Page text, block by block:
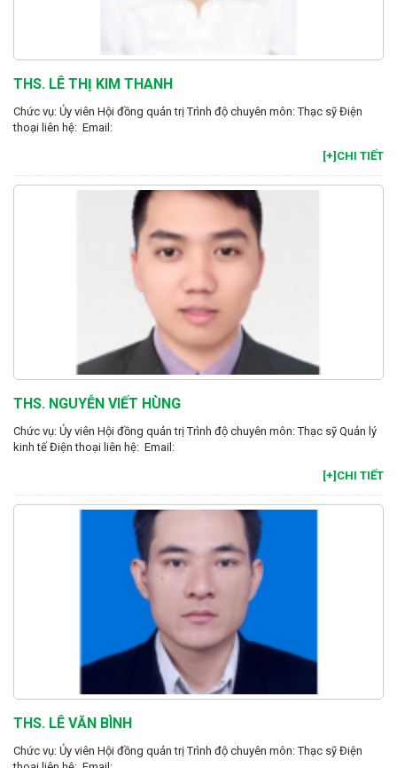
THS. LÊ THỊ KIM THANH
Chức vụ: Ủy viên Hội đồng quản trị Trình độ chuyên môn: Thạc sỹ Điện
thoại liên hệ: Email:
[+]CHI TIẾT
THS. NGUYỄN VIẾT HÙNG
Chức vụ: Ủy viên Hội đồng quản trị Trình độ chuyên môn: Thạc sỹ Quản lý
kinh tế Điện thoại liên hệ: Email:
[+]CHI TIẾT
THS. LÊ VĂN BÌNH
Chức vụ: Ủy viên Hội đồng quản trị Trình độ chuyên môn: Thạc sỹ Điện